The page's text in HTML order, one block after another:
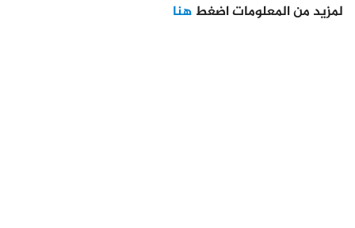
لمزيد من المعلومات اضغط هنا